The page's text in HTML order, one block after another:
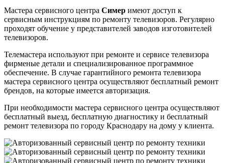
Мастера сервисного центра Симер имеют доступ к
сервисным инструкциям по ремонту телевизоров. Регулярно
проходят обучение у представителей заводов изготовителей
телевизоров.
Телемастера используют при ремонте и сервисе телевизора
фирменые детали и специализированное программное
обеспечение. В случае гарантийного ремонта телевизора
мастера сервисного центра осуществляют бесплатный ремонт
брендов, на которые имеется авторизация.
При необходимости мастера сервисного центра осуществляют
бесплатный выезд, бесплатную диагностику и бесплатный
ремонт телевизора по городу Краснодару на дому у клиента.